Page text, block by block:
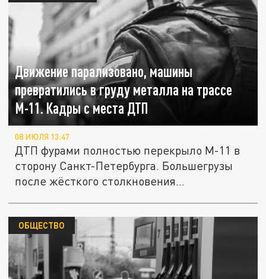
Движение парализовано, машины
превратились в груду металла на трассе
М-11. Кадры с места ДТП
08 ИЮЛЯ 13:47
ДТП фурами полностью перекрыло М-11 в
сторону Санкт-Петербурга. Большегрузы
после жёсткого столкновения...
ОБЩЕСТВО